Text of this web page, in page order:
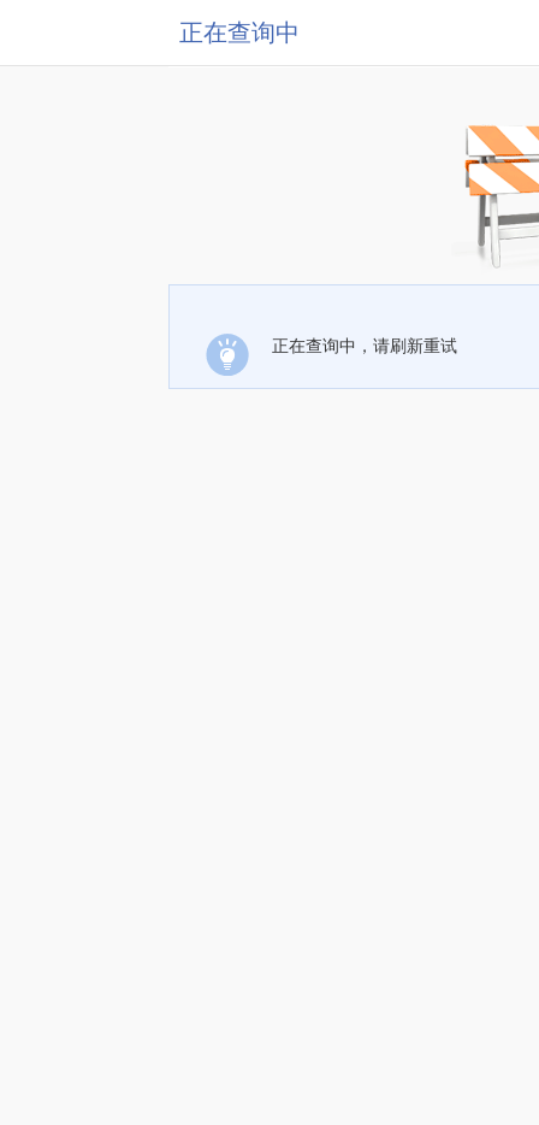
正在查询中
正在查询中，请刷新重试